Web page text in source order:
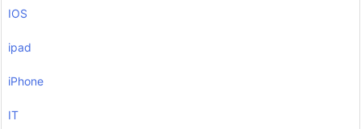
IOS
ipad
iPhone
IT